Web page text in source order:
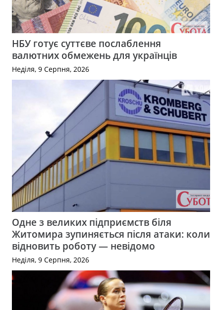
НБУ готує суттєве послаблення
валютних обмежень для українців
Неділя, 9 Серпня, 2026
Одне з великих підприємств біля
Житомира зупиняється після атаки: коли
відновить роботу — невідомо
Неділя, 9 Серпня, 2026